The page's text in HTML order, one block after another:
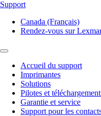
Support
Canada (Français)
Rendez-vous sur
Accueil du support
Imprimantes
Solutions
Pilotes et
Garantie et service
Support pour les